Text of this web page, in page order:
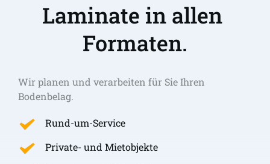
Laminate in allen
Formaten.
Wir planen und verarbeiten für Sie Ihren
Bodenbelag.
Rund-um-Service
Private- und Mietobjekte